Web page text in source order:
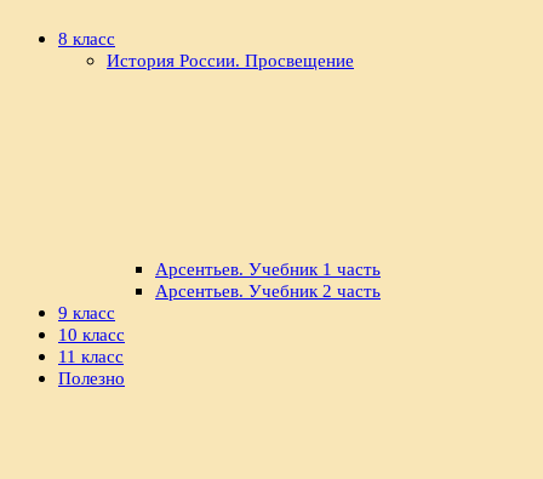
8 класс
История России. Просвещение
Арсентьев. Учебник 1 часть
Арсентьев. Учебник 2 часть
9 класс
10 класс
11 класс
Полезно